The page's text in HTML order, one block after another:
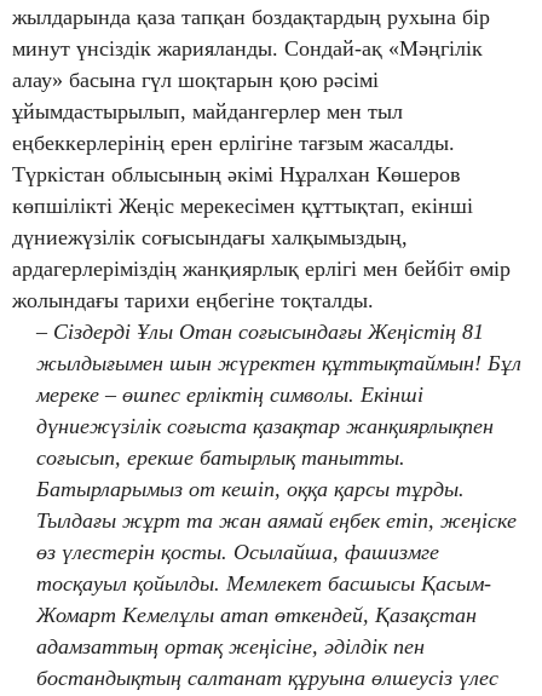
жылдарында қаза тапқан боздақтардың рухына бір
минут үнсіздік жарияланды. Сондай-ақ «Мәңгілік
алау» басына гүл шоқтарын қою рәсімі
ұйымдастырылып, майдангерлер мен тыл
еңбеккерлерінің ерен ерлігіне тағзым жасалды.
Түркістан облысының әкімі Нұралхан Көшеров
көпшілікті Жеңіс мерекесімен құттықтап, екінші
дүниежүзілік соғысындағы халқымыздың,
ардагерлеріміздің жанқиярлық ерлігі мен бейбіт өмір
жолындағы тарихи еңбегіне тоқталды.
– Сіздерді Ұлы Отан соғысындағы Жеңістің 81
жылдығымен шын жүректен құттықтаймын! Бұл
мереке – өшпес ерліктің символы. Екінші
дүниежүзілік соғыста қазақтар жанқиярлықпен
соғысып, ерекше батырлық танытты.
Батырларымыз от кешіп, оққа қарсы тұрды.
Тылдағы жұрт та жан аямай еңбек етіп, жеңіске
өз үлестерін қосты. Осылайша, фашизмге
тосқауыл қойылды. Мемлекет басшысы Қасым-
Жомарт Кемелұлы атап өткендей, Қазақстан
адамзаттың ортақ жеңісіне, әділдік пен
бостандықтың салтанат құруына өлшеусіз үлес